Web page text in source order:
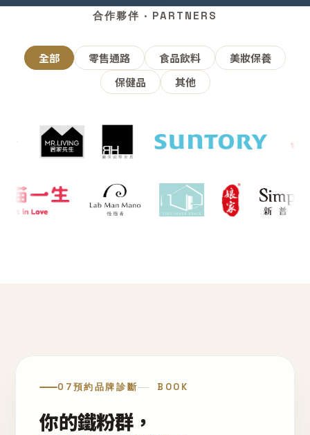
合作夥伴 · PARTNERS
全部 零售通路 食品飲料
美妝保養
保健品
其他
07預約品牌診斷 BOOK
你的鐵粉群，